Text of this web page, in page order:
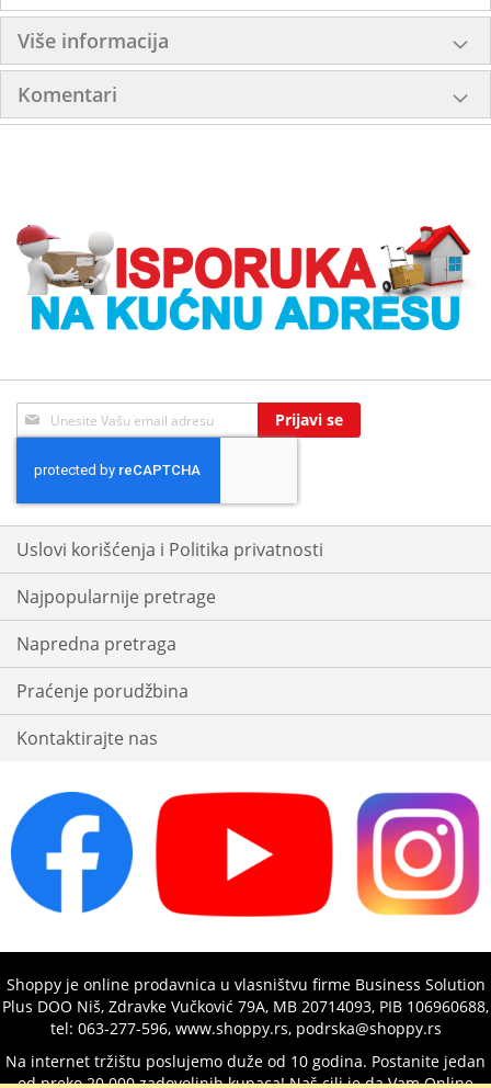
Više informacija
Komentari
Sign
Up
Our
Newsletter:
Prijavi se
Uslovi korišćenja i Politika privatnosti
Najpopularnije pretrage
Napredna pretraga
Praćenje porudžbina
Kontaktirajte nas
Shoppy je online prodavnica u vlasništvu firme Business Solution
Plus DOO Niš, Zdravke Vučković 79A, MB 20714093, PIB 106960688,
tel: 063-277-596, www.shoppy.rs, podrska@shoppy.rs
Na internet tržištu poslujemo duže od 10 godina. Postanite jedan
od preko 20.000 zadovoljnih kupaca! Naš cilj je da Vam Online